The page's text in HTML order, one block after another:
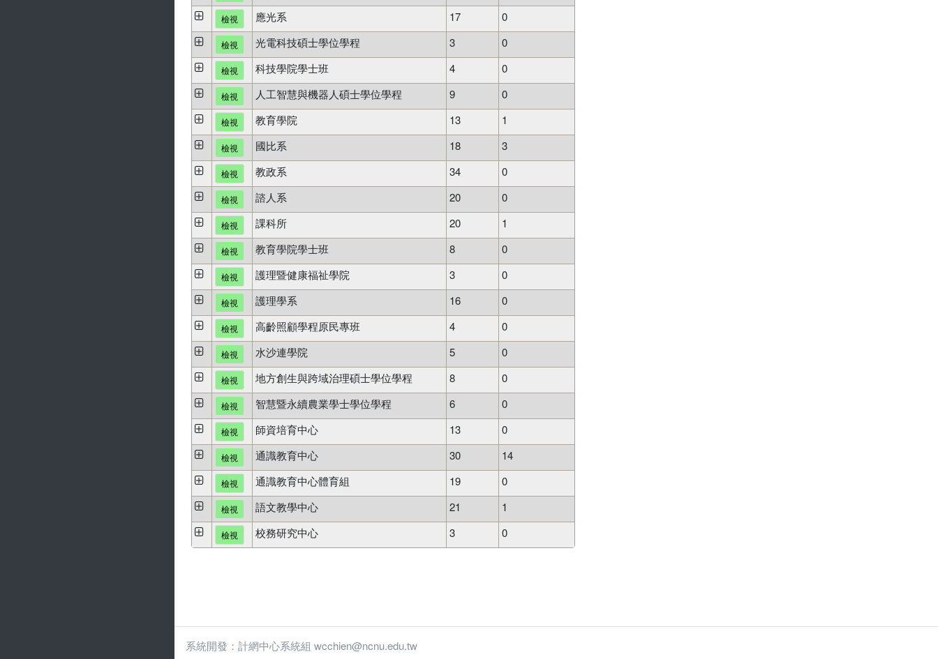
檢視 應光系 17 0
檢視 光電科技碩士學位學程 3 0
檢視 科技學院學士班 4 0
檢視 人工智慧與機器人碩士學位學程 9 0
檢視 教育學院 13 1
檢視 國比系 18 3
檢視 教政系 34 0
檢視 諮人系 20 0
檢視 課科所 20 1
檢視 教育學院學士班 8 0
檢視 護理暨健康福祉學院 3 0
檢視 護理學系 16 0
檢視 高齡照顧學程原民專班 4 0
檢視 水沙連學院 5 0
檢視 地方創生與跨域治理碩士學位學程 8 0
檢視 智慧暨永續農業學士學位學程 6 0
檢視 師資培育中心 13 0
檢視 通識教育中心 30 14
檢視 通識教育中心體育組 19 0
檢視 語文教學中心 21 1
檢視 校務研究中心 3 0
系統開發：計網中心系統組 wcchien@ncnu.edu.tw